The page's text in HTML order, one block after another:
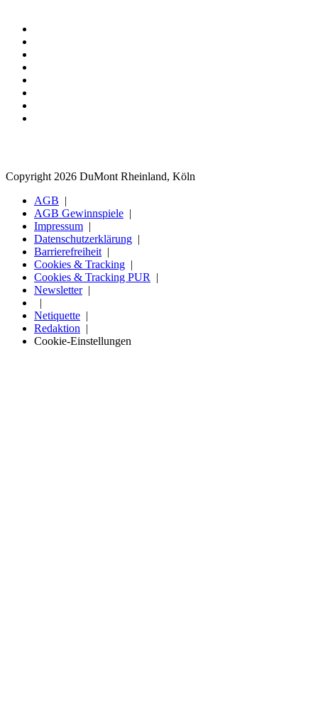
Copyright 2026 DuMont Rheinland, Köln
AGB
AGB Gewinnspiele
Impressum
Datenschutzerklärung
Barrierefreiheit
Cookies & Tracking
Cookies & Tracking PUR
Newsletter
Netiquette
Redaktion
Cookie-Einstellungen